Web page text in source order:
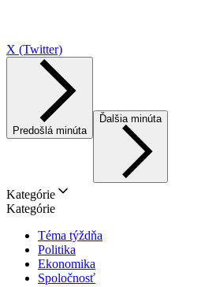
X (Twitter)
Predošlá minúta
Ďalšia minúta
Kategórie
Kategórie
Téma týždňa
Politika
Ekonomika
Spoločnosť